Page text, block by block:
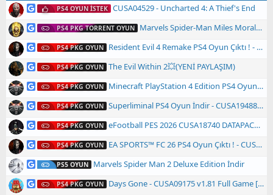
PS4 OYUN İSTEK CUSA04529 - Uncharted 4: A Thief's End
PS4 PKG TORRENT OYUN Marvels Spider-Man Miles Morales | PS4-Duplex | CUSA17722 |
PS4 PKG OYUN Resident Evil 4 Remake PS4 Oyun Çıktı ! - CUSA33388 + Backport 5.05 / 6.72 / 7.XX / 9.00
PS4 PKG OYUN The Evil Within 2💥(YENİ PAYLAŞIM)
PS4 PKG OYUN Minecraft PlayStation 4 Edition PS4 Oyun İndir - CUSA00265 (v2.92) + (Fix 5.05/6.72/7.xx/8.xx/9.00) - Türkçe
PS4 PKG OYUN Superliminal PS4 Oyun İndir - CUSA19488 + (Backport 5.05 / 6.72 / 7.XX) - Türkçe
PS4 PKG OYUN eFootball PES 2026 CUSA18740 DATAPACK 7.03 Güncel Transfer + Türkçe Spiker
PS4 PKG OYUN EA SPORTS™ FC 26 PS4 Oyun Çıktı ! - CUSA52342 + Backport 5.05 / 6.72 / 7.XX / 9.XX / 10.XX / 12.02
PS5 OYUN Marvels Spider Man 2 Deluxe Edition İndir
PS4 PKG OYUN Days Gone - CUSA09175 v1.81 Full Game [5.05] - TÜRKÇE ALTYAZILI - (9.00 Sürümde de test ettim çalışmaktadır)